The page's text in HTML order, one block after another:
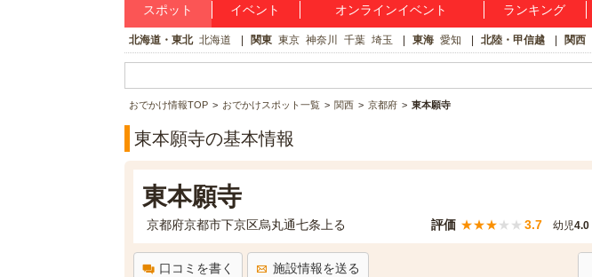
スポット イベント オンラインイベント ランキング
北海道・東北 北海道 関東 東京 神奈川 千葉 埼玉 東海 愛知 北陸・甲信越 関西
おでかけ情報TOP おでかけスポット一覧 関西 京都府 東本願寺
東本願寺の基本情報
東本願寺
京都府京都市下京区烏丸通七条上る 評価 ★★★★ ★ 3.7 幼児4.0
口コミを書く 施設情報を送る